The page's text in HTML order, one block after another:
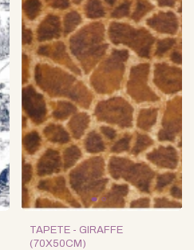
TAPETE - GIRAFFE
(70X50CM)